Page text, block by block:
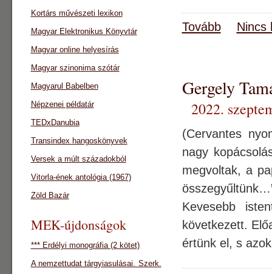
Tovább Nincs
Gergely
2022.
(Cervantes
nagy
megvoltak, a
Kevesebb
következett.
értünk el, s
Kortárs művészeti lexikon
Magyar Elektronikus Könyvtár
Magyar online helyesírás
Magyar szinonima szótár
Magyarul Babelben
Népzenei példatár
TEDxDanubia
Transindex hangoskönyvek
Versek a múlt századokból
Vitorla-ének antológia (1967)
Zöld Bazár
MEK-újdonságok
*** Erdélyi monográfia (2 kötet)
A nemzettudat tárgyiasulásai. Szerk.